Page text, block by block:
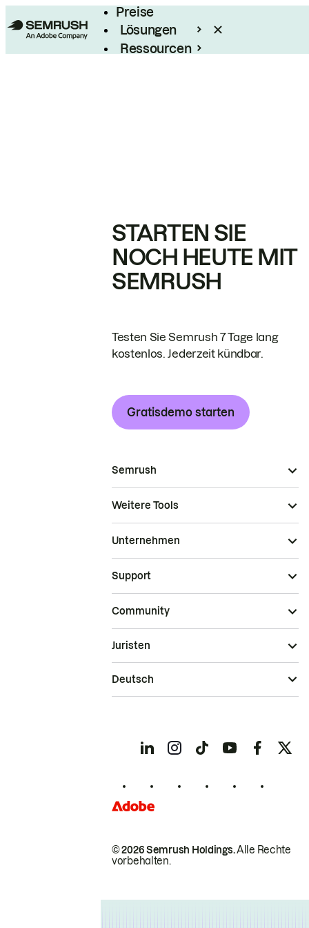
Preise
Lösungen
Ressourcen
STARTEN SIE
NOCH HEUTE MIT
SEMRUSH
Testen Sie Semrush 7 Tage lang
kostenlos. Jederzeit kündbar.
Gratisdemo starten
Semrush
Weitere Tools
Unternehmen
Support
Community
© 2026 Semrush Holdings.Alle Rechte
vorbehalten.
Juristen
Deutsch